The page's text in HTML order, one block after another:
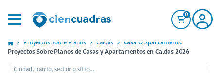
0
Proyectos Sobre Planos Caldas
Casa O Apartamento
Proyectos Sobre Planos de Casas y Apartamentos en Caldas 2026
Ciudad, barrio, sector o sitio...